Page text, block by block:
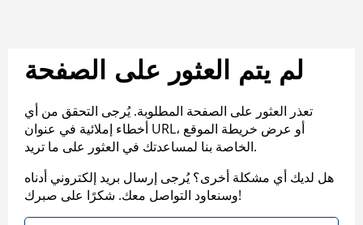
لم يتم العثور على الصفحة
تعذر العثور على الصفحة المطلوبة. يُرجى التحقق من أي
أخطاء إملائية في عنوان URL، أو عرض خريطة الموقع
الخاصة بنا لمساعدتك في العثور على ما تريد.
هل لديك أي مشكلة أخرى؟ يُرجى إرسال بريد إلكتروني أدناه
وسنعاود التواصل معك. شكرًا على صبرك!